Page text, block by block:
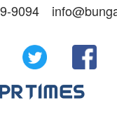
9094